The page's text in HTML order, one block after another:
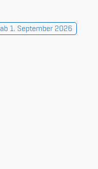
ab 1. September 2026